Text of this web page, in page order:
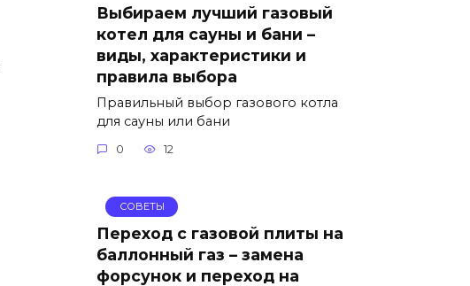
Выбираем лучший газовый
котел для сауны и бани –
виды, характеристики и
правила выбора
Правильный выбор газового котла
для сауны или бани
0 12
СОВЕТЫ
Переход с газовой плиты на
баллонный газ – замена
форсунок и переход на